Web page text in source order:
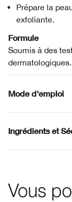
Prépare la
exfoliante.
Formule
Soumis à des
dermatologiques.
Mode d'emploi
Ingrédients et
Vous